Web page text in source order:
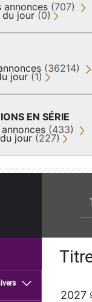
annonces (707)
du jour (0)
(36214)
jour (1)
EN SÉRIE
(433)
jour (227)
2027